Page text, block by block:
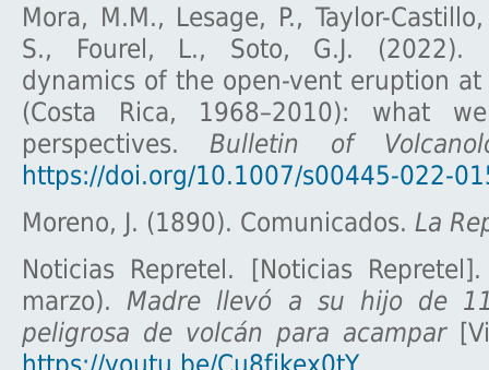
Mora, M.M., Lesage, P., Taylor-
S., Fourel, L., Soto, G.J. (2022).
dynamics of the open-vent eruption at
(Costa Rica, 1968–2010): what
perspectives.Bulletin of
https://doi.org/10.1007/s00445-022-
Moreno, J. (1890). Comunicados. La
Noticias Repretel. [Noticias
marzo).Madre llevó a su hijo de
peligrosa de volcán para acampar